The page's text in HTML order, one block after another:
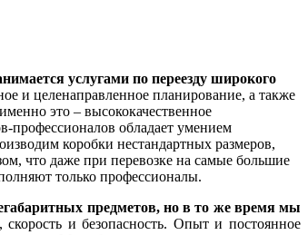
услугами по переезду широкого
и целенаправленное планирование, а также
это – высококачественное
профессионалов обладает умением
коробки нестандартных размеров,
что даже при перевозке на самые большие
только профессионалы.
предметов, но в то же время мы
и безопасность. Опыт и постоянное